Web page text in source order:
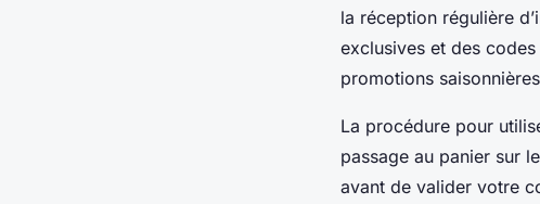
la réception régulière
exclusives et des
promotions
La procédure pour
passage au panier sur
avant de valider votre